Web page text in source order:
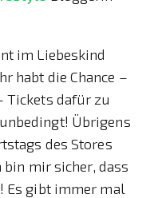
im Liebeskind
habt die Chance –
Tickets dafür zu
Übrigens
des Stores
mir sicher, dass
Es gibt immer mal